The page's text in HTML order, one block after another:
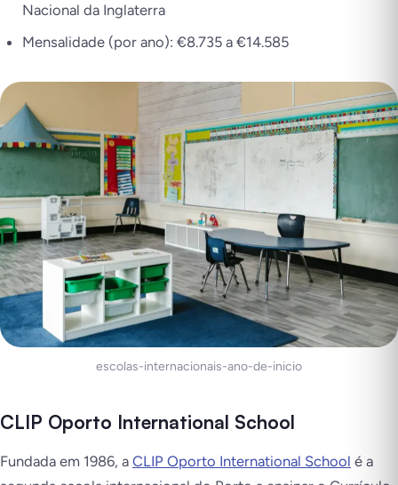
Nacional da Inglaterra
Mensalidade (por ano): €8.735 a €14.585
escolas-internacionais-ano-de-inicio
CLIP Oporto International School
Fundada em 1986, a CLIP Oporto International School é a